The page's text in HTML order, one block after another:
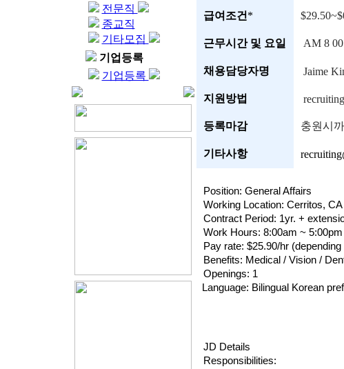
전문직
종교직
기타모집
기업등록
기업등록
급여조건 *
근무시간 및 요일 AM 8
채용담당자명 Jaime
지원방법
등록마감 충원시
기타사항
Position: General Affairs
Working Location: Cerritos, CA
Contract Period: 1yr. +
Work Hours: 8:00am ~ 5:00pm
Pay rate: $25.90/hr
Benefits: Medical / Vision /
Openings: 1
Language: Bilingual Korean
JD Details
Responsibilities: